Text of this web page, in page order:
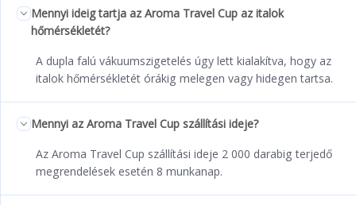
Mennyi ideig tartja az Aroma Travel Cup az italok
hőmérsékletét?
A dupla falú vákuumszigetelés úgy lett kialakítva, hogy az
italok hőmérsékletét órákig melegen vagy hidegen tartsa.
Mennyi az Aroma Travel Cup szállítási ideje?
Az Aroma Travel Cup szállítási ideje 2 000 darabig terjedő
megrendelések esetén 8 munkanap.